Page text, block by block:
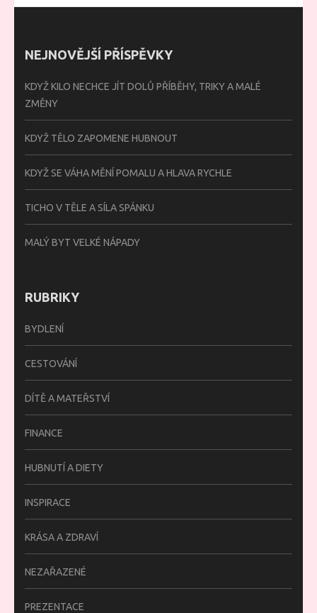
NEJNOVĚJŠÍ PŘÍSPĚVKY
KDYŽ KILO NECHCE JÍT DOLŮ PŘÍBĚHY, TRIKY A MALÉ
ZMĚNY
KDYŽ TĚLO ZAPOMENE HUBNOUT
KDYŽ SE VÁHA MĚNÍ POMALU A HLAVA RYCHLE
TICHO V TĚLE A SÍLA SPÁNKU
MALÝ BYT VELKÉ NÁPADY
RUBRIKY
BYDLENÍ
CESTOVÁNÍ
DÍTĚ A MATEŘSTVÍ
FINANCE
HUBNUTÍ A DIETY
INSPIRACE
KRÁSA A ZDRAVÍ
NEZAŘAZENÉ
PREZENTACE